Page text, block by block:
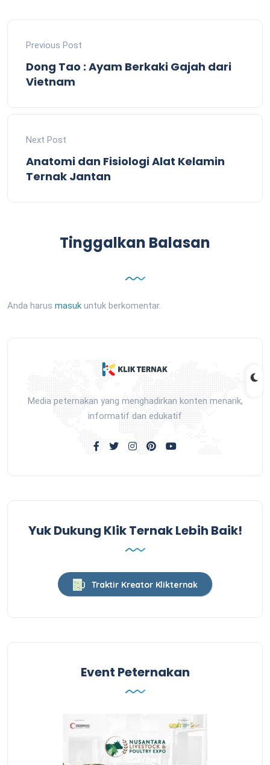
Previous Post
Dong Tao : Ayam Berkaki Gajah dari
Vietnam
Next Post
Anatomi dan Fisiologi Alat Kelamin
Ternak Jantan
Tinggalkan Balasan
Anda harus masuk untuk berkomentar.
Media peternakan yang menghadirkan konten menarik,
informatif dan edukatif
Yuk Dukung Klik Ternak Lebih Baik!
Traktir Kreator Klikternak
Event Peternakan